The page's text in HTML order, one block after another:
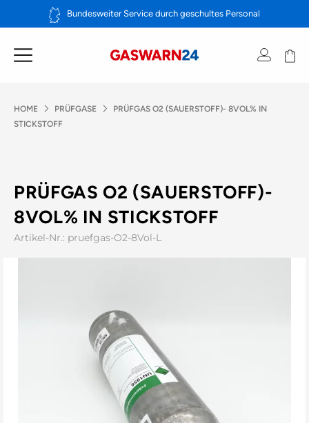
Inhalt
Bundesweiter Service durch geschultes Personal
HOME PRÜFGASE
PRÜFGAS O2 (SAUERSTOFF)- 8VOL% IN
STICKSTOFF
PRÜFGAS O2 (SAUERSTOFF)-
8VOL% IN STICKSTOFF
Artikel-Nr.: pruefgas-O2-8Vol-L